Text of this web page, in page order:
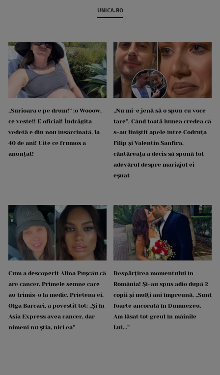
UNICA.RO
„Surioara e pe drum!” :o Wooow,
ce veste!! E oficial! Îndrăgita
vedetă e din nou însărcinată, la
40 de ani! Uite ce frumos a
anunțat!
„Nu mi-e jenă să o spun cu voce
tare”. Când toată lumea credea că
s-au liniștit apele între Codruța
Filip și Valentin Sanfira,
cântăreața a decis să spună tot
adevărul despre mariajul ei
eșuat
Cum a descoperit Alina Pușcău că
are cancer. Primele semne care
au trimis-o la medic. Prietena ei,
Olga Barcari, a povestit tot: „Și în
Asia Express avea cancer, dar
nimeni nu știa, nici ea”
Despărțirea momentului în
România! Și-au spus adio după 2
copii și mulți ani împreună. „Sunt
foarte ancorată în Dumnezeu.
Am lăsat tot greul în mâinile
Lui...”